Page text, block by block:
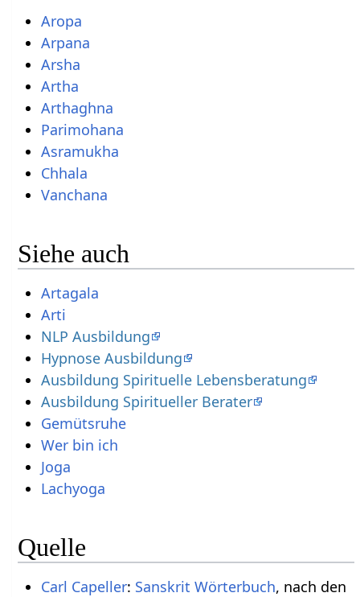
Aropa
Arpana
Arsha
Artha
Arthaghna
Parimohana
Asramukha
Chhala
Vanchana
Siehe auch
Artagala
Arti
NLP Ausbildung
Hypnose Ausbildung
Ausbildung Spirituelle Lebensberatung
Ausbildung Spiritueller Berater
Gemütsruhe
Wer bin ich
Joga
Lachyoga
Quelle
Carl Capeller: Sanskrit Wörterbuch, nach den